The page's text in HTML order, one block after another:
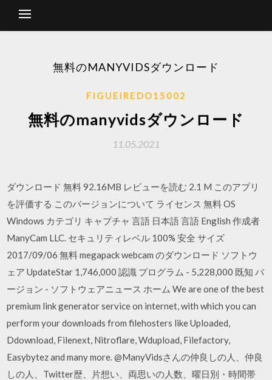
無料のMANYVIDSダウンロード
FIGUEIREDO15002
無料のmanyvidsダウンロード
11.05.2021
ダウンロード 無料 92.16MB レビューを読む 2.1 M このアプリ
を評価する このバージョンについて ライセンス 無料 OS
Windows カテゴリ キャプチャ 言語 日本語 言語 English 作成者
ManyCam LLC. セキュリティレベル 100% 安全 サイズ
2017/09/06 無料 megapack webcam のダウンロード ソフトウ
ェア UpdateStar 1,746,000 認識 プログラム - 5,228,000 既知 バ
ージョン - ソフトウェアニュース ホーム We are one of the best
premium link generator service on internet, with which you can
perform your downloads from filehosters like Uploaded,
Ddownload, Filenext, Nitroflare, Wdupload, Filefactory,
Easybytez and many more. @ManyVidsさんの仲良しの人、仲良
しの人、Twitter歴、片想い、両思いの人数、曜日別・時間帯